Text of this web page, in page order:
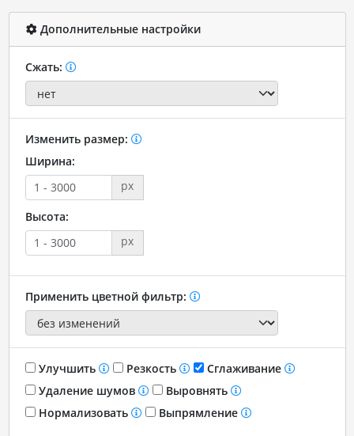
Дополнительные настройки
Сжать:
Изменить размер:
Ширина:
px
Высота:
px
Применить цветной фильтр:
Улучшить Резкость
Сглаживание
Удаление шумов
Выровнять
Нормализовать
Выпрямление